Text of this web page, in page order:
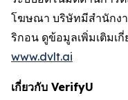
โฆษณา บริษัทมีสำนักงา
ริกอน ดูข้อมูลเพิ่มเติมเ
www.dvlt.ai
เกี่ยวกับ VerifyU